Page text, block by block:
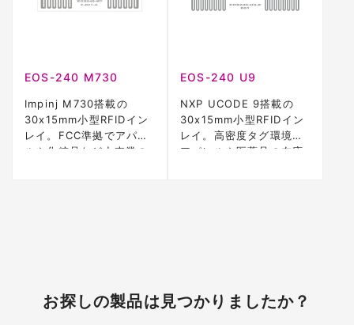
EOS-240 M730
Impinj M730搭載の
30x15mm小型RFIDイン
レイ。FCC準拠でアパレ
ルや化粧品など小売業の
EOS-240 U9
NXP UCODE 9搭載の
30x15mm小型RFIDイン
レイ。高密度タグ環境で
アパレルや医薬品の在庫
お探しの製品は見つかりましたか？